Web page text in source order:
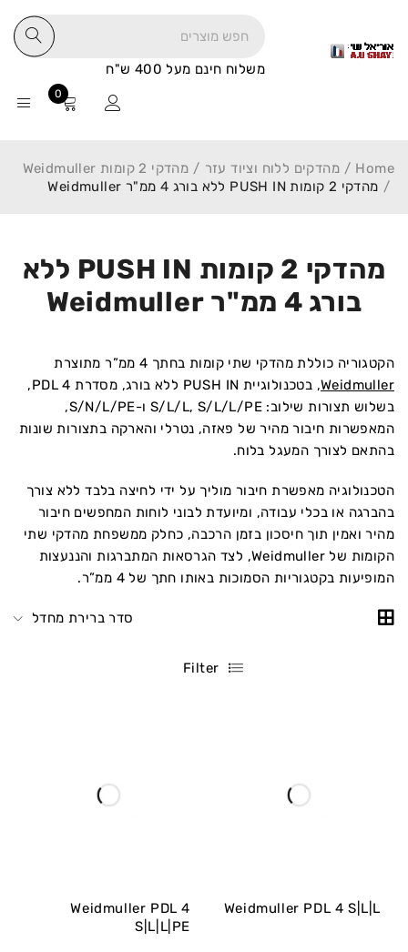
משלוח חינם מעל 400 ש"ח
0
מהדקי 2 קומות PUSH IN ללא
בורג 4 ממ"ר Weidmuller
Home
/ מהדקים ללוח וציוד עזר / מהדקי 2 קומות Weidmuller
/ מהדקי 2 קומות PUSH IN ללא בורג 4 ממ"ר Weidmuller
הקטגוריה כוללת מהדקי שתי קומות בחתך 4 ממ”ר מתוצרת
Weidmuller
, בטכנולוגיית PUSH IN ללא בורג, מסדרת PDL 4,
בשלוש תצורות שילוב: S/L/L, S/L/L/PE ו-S/N/L/PE,
המאפשרות חיבור מהיר של פאזה, נטרלי והארקה בתצורות שונות
בהתאם לצורך המעגל בלוח.
הטכנולוגיה מאפשרת חיבור מוליך על ידי לחיצה בלבד ללא צורך
בהברגה או בכלי עבודה, ומיועדת לבוני לוחות המחפשים חיבור
מהיר ואמין תוך חיסכון בזמן הרכבה, כחלק ממשפחת מהדקי שתי
הקומות של Weidmuller, לצד הגרסאות המתברגות והננעצות
המופיעות בקטגוריות הסמוכות באותו חתך של 4 ממ”ר.
סדר ברירת מחדל
Filter
Weidmuller PDL 4 S|L|L
Weidmuller PDL 4
S|L|L|PE